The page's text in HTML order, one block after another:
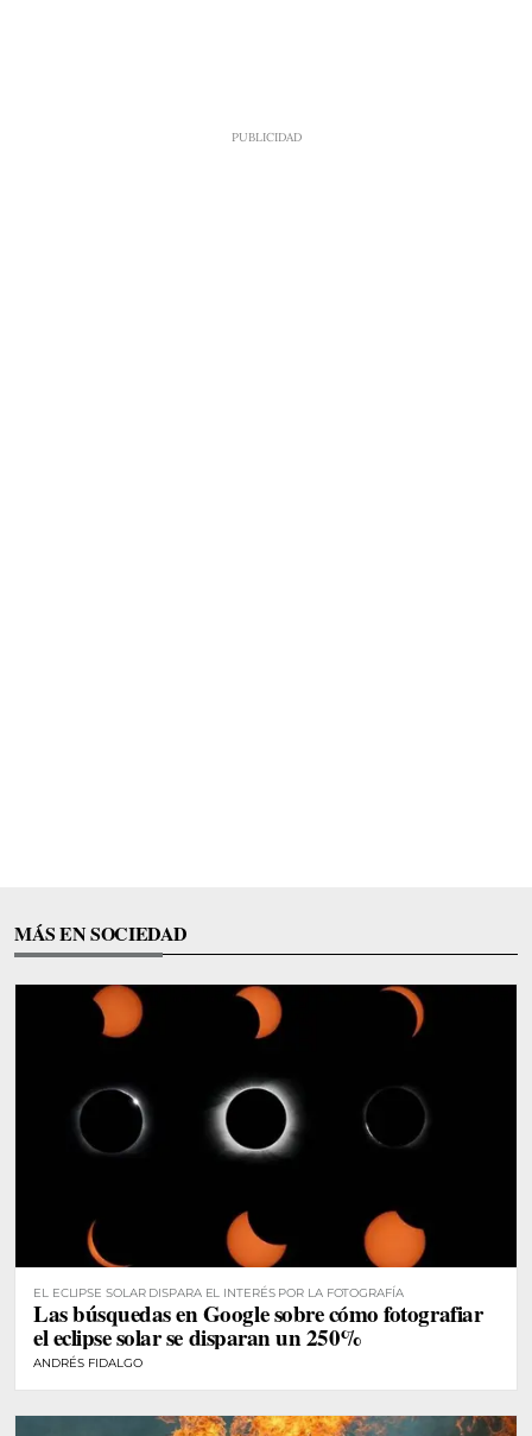
MÁS EN SOCIEDAD
EL ECLIPSE SOLAR DISPARA EL INTERÉS POR LA FOTOGRAFÍA
Las búsquedas en Google sobre cómo fotografiar
el eclipse solar se disparan un 250%
ANDRÉS FIDALGO